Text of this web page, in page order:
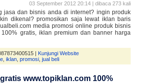
03 September 2012 20:14 | dibaca 273 kali
jasa dan bisnis anda di internet? ingin produk
dikenal? promosikan saja lewat iklan baris
media promosi online produk bisnis
gratis, iklan premium dan banner harga
| Kunjungi Website
iklan promosi jual beli
www.topiklan.com 100%